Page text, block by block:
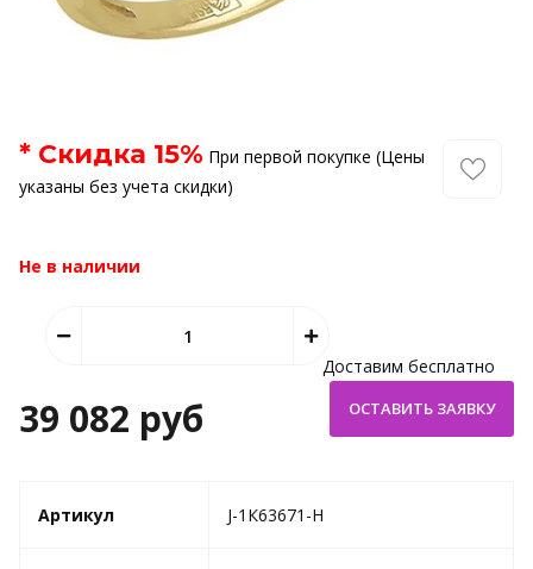
* Скидка 15% При первой покупке (Цены
указаны без учета скидки)
Не в наличии
39 082 руб
Доставим бесплатно
Артикул J-1К63671-H